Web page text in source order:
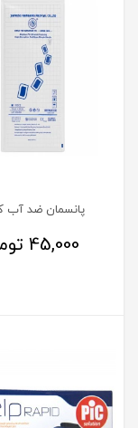
پانسمان ضد آب
45,000